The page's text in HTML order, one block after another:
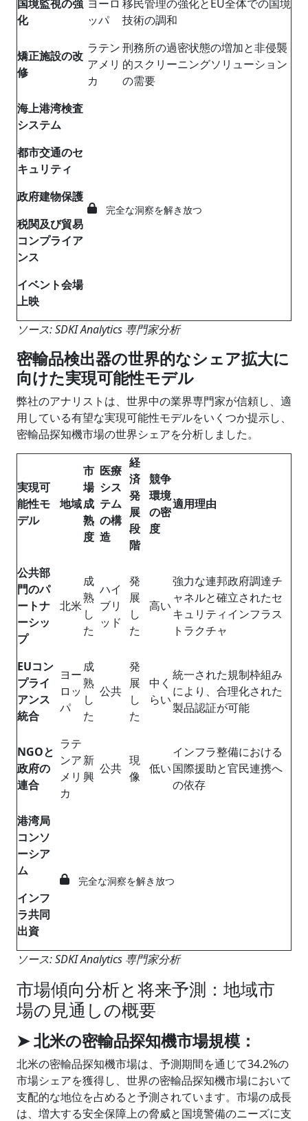
国境監視の強
化
ヨーロ
ッパ
移民管理の強化とEU全体での国境
技術の調和
矯正施設の改
修
ラテン
アメリ
カ
刑務所の過密状態の増加と非侵襲
的スクリーニングソリューション
の需要
海上港湾検査
システム
完全な洞察を解き放つ
都市交通のセ
キュリティ
政府建物保護
税関及び貿易
コンプライア
ンス
イベント会場
上映
ソース: SDKI Analytics 専門家分析
密輸品検出器の世界的なシェア拡大に
向けた実現可能性モデル
弊社のアナリストは、世界中の業界専門家が信頼し、適
用している有望な実現可能性モデルをいくつか提示し、
密輸品探知機市場の世界シェアを分析しました。
実現可
能性モ
デル
地域
市
場
成
熟
度
医療
シス
テム
の構
造
経
済
発
展
段
階
競争
環境
の密
度
適用理由
公共部
門のパ
ートナ
ーシッ
プ
北米
成
熟
し
た
ハイ
ブリ
ッド
発
展
し
た
高い
強力な連邦政府調達チ
ャネルと確立されたセ
キュリティインフラス
トラクチャ
EUコン
プライ
アンス
統合
ヨー
ロッ
パ
成
熟
し
た
公共
発
展
し
た
中く
らい
統一された規制枠組み
により、合理化された
製品認証が可能
NGOと
政府の
連合
ラテ
ンア
メリ
カ
新
興
公共
現
像
低い
インフラ整備における
国際援助と官民連携へ
の依存
港湾局
コンソ
ーシア
ム
完全な洞察を解き放つ
インフ
ラ共同
出資
ソース: SDKI Analytics 専門家分析
市場傾向分析と将来予測：地域市
場の見通しの概要
➤ 北米の密輸品探知機市場規模：
北米の密輸品探知機市場は、予測期間を通じて34.2%の
市場シェアを獲得し、世界の密輸品探知機市場において
支配的な地位を占めると予測されています。市場の成長
は、増大する安全保障上の脅威と国境警備のニーズに支